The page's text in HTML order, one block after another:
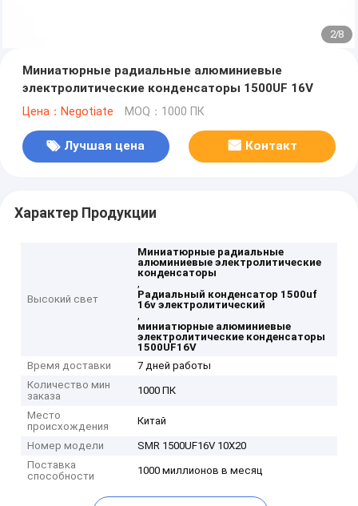
2/8
Миниатюрные радиальные алюминиевые
электролитические конденсаторы 1500UF 16V
Цена：Negotiate MOQ：1000 ПК
Лучшая цена Контакт
Характер Продукции
Высокий свет
Миниатюрные радиальные
алюминиевые электролитические
конденсаторы
,
Радиальный конденсатор 1500uf
16v электролитический
,
миниатюрные алюминиевые
электролитические конденсаторы
1500UF16V
Время доставки
7 дней работы
Количество мин
заказа
1000 ПК
Место
происхождения
Китай
Номер модели
SMR 1500UF16V 10X20
Поставка
способности
1000 миллионов в месяц